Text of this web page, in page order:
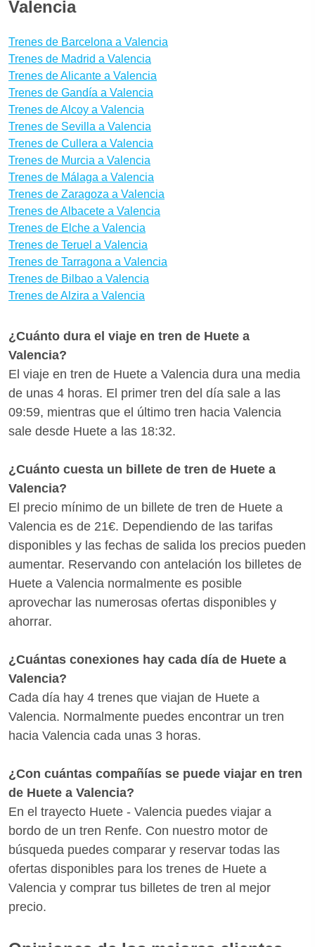
trenes, y escoger la mejor opción para ti en pocos
clics.
Valencia
Trenes de Barcelona a Valencia
Trenes de Madrid a Valencia
Trenes de Alicante a Valencia
Trenes de Gandía a Valencia
Trenes de Alcoy a Valencia
Trenes de Sevilla a Valencia
Trenes de Cullera a Valencia
Trenes de Murcia a Valencia
Trenes de Málaga a Valencia
Trenes de Zaragoza a Valencia
Trenes de Albacete a Valencia
Trenes de Elche a Valencia
Trenes de Teruel a Valencia
Trenes de Tarragona a Valencia
Trenes de Bilbao a Valencia
Trenes de Alzira a Valencia
¿Cuánto dura el viaje en tren de Huete a
Valencia?
El viaje en tren de Huete a Valencia dura una media
de unas 4 horas. El primer tren del día sale a las
09:59, mientras que el último tren hacia Valencia
sale desde Huete a las 18:32.
¿Cuánto cuesta un billete de tren de Huete a
Valencia?
El precio mínimo de un billete de tren de Huete a
Valencia es de 21€. Dependiendo de las tarifas
disponibles y las fechas de salida los precios pueden
aumentar. Reservando con antelación los billetes de
Huete a Valencia normalmente es posible
aprovechar las numerosas ofertas disponibles y
ahorrar.
¿Cuántas conexiones hay cada día de Huete a
Valencia?
Cada día hay 4 trenes que viajan de Huete a
Valencia. Normalmente puedes encontrar un tren
hacia Valencia cada unas 3 horas.
¿Con cuántas compañías se puede viajar en tren
de Huete a Valencia?
En el trayecto Huete - Valencia puedes viajar a
bordo de un tren Renfe. Con nuestro motor de
búsqueda puedes comparar y reservar todas las
ofertas disponibles para los trenes de Huete a
Valencia y comprar tus billetes de tren al mejor
precio.